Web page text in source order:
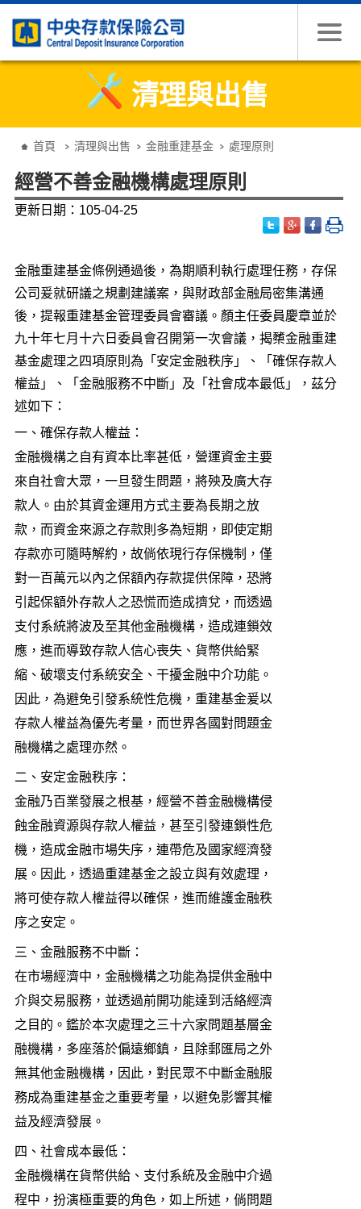
清理與出售
首頁 清理與出售 金融重建基金 處理原則
經營不善金融機構處理原則
更新日期：105-04-25
金融重建基金條例通過後，為期順利執行處理任務，存保
公司爰就研議之規劃建議案，與財政部金融局密集溝通
後，提報重建基金管理委員會審議。顏主任委員慶章並於
九十年七月十六日委員會召開第一次會議，揭櫫金融重建
基金處理之四項原則為「安定金融秩序」、「確保存款人
權益」、「金融服務不中斷」及「社會成本最低」，茲分
述如下：
一、 確保存款人權益：
金融機構之自有資本比率甚低，營運資金主要
來自社會大眾，一旦發生問題，將殃及廣大存
款人。由於其資金運用方式主要為長期之放
款，而資金來源之存款則多為短期，即使定期
存款亦可隨時解約，故倘依現行存保機制，僅
對一百萬元以內之保額內存款提供保障，恐將
引起保額外存款人之恐慌而造成擠兌，而透過
支付系統將波及至其他金融機構，造成連鎖效
應，進而導致存款人信心喪失、貨幣供給緊
縮、破壞支付系統安全、干擾金融中介功能。
因此，為避免引發系統性危機，重建基金爰以
存款人權益為優先考量，而世界各國對問題金
融機構之處理亦然。
二、 安定金融秩序：
金融乃百業發展之根基，經營不善金融機構侵
蝕金融資源與存款人權益，甚至引發連鎖性危
機，造成金融市場失序，連帶危及國家經濟發
展。因此，透過重建基金之設立與有效處理，
將可使存款人權益得以確保，進而維護金融秩
序之安定。
三、 金融服務不中斷：
在市場經濟中，金融機構之功能為提供金融中
介與交易服務，並透過前開功能達到活絡經濟
之目的。鑑於本次處理之三十六家問題基層金
融機構，多座落於偏遠鄉鎮，且除郵匯局之外
無其他金融機構，因此，對民眾不中斷金融服
務成為重建基金之重要考量，以避免影響其權
益及經濟發展。
四、 社會成本最低：
金融機構在貨幣供給、支付系統及金融中介過
程中，扮演極重要的角色，如上所述，倘問題